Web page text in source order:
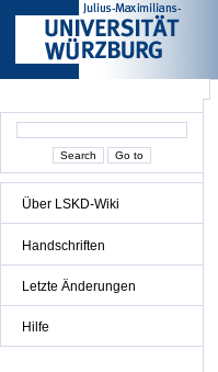
Über LSKD-Wiki
Handschriften
Letzte Änderungen
Hilfe